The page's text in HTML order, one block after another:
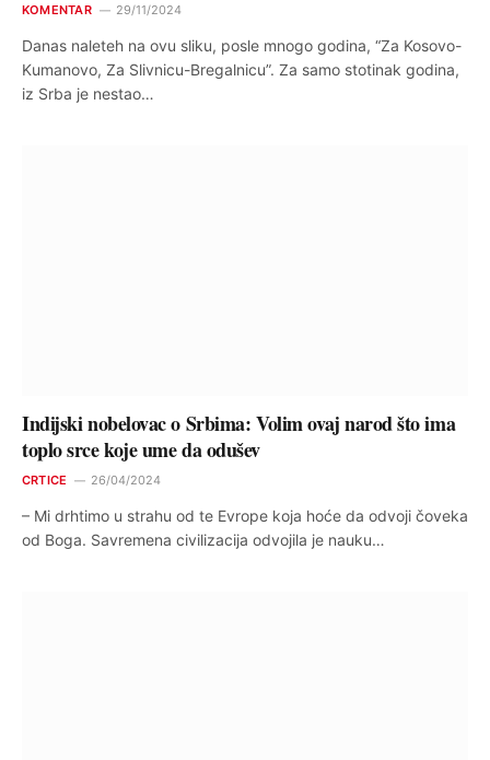
KOMENTAR 29/11/2024
Danas naleteh na ovu sliku, posle mnogo godina, “Za Kosovo-
Kumanovo, Za Slivnicu-Bregalnicu”. Za samo stotinak godina,
iz Srba je nestao…
Indijski nobelovac o Srbima: Volim ovaj narod što ima
toplo srce koje ume da odušev
CRTICE 26/04/2024
– Mi drhtimo u strahu od te Evrope koja hoće da odvoji čoveka
od Boga. Savremena civilizacija odvojila je nauku…